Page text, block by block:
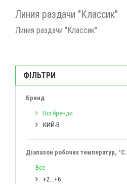
Линия раздачи "Классик"
Линия раздачи "Классик"
ФІЛЬТРИ
Бренд
Всі бренди
КИЙ-В
Діапазон робочих температур, °C:
Все
+2...+6